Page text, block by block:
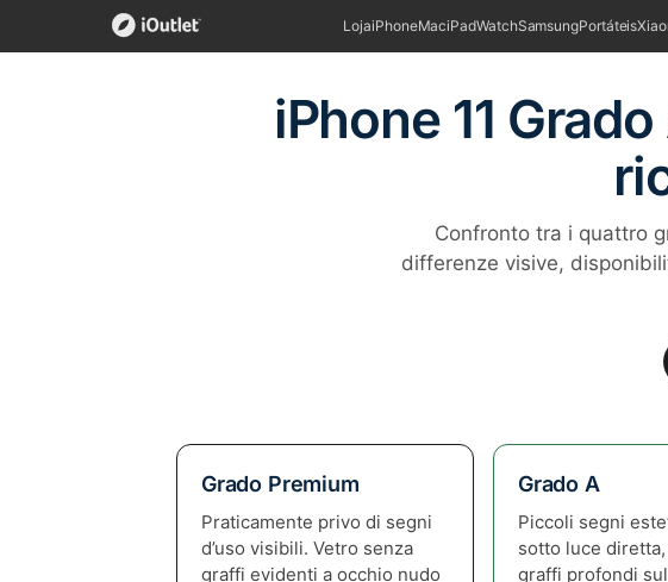
LojaiPhoneMaciPadWatchSamsungPortáteis
iPhone 11
Confronto tra i quattro
differenze visive,
Grado Premium
Praticamente privo di segni
d’uso visibili. Vetro senza
graffi evidenti a occhio nudo
Grado A
Piccoli segni
sotto luce
graffi profondi